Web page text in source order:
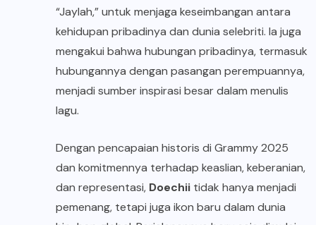
“Jaylah,” untuk menjaga keseimbangan antara
kehidupan pribadinya dan dunia selebriti. Ia juga
mengakui bahwa hubungan pribadinya, termasuk
hubungannya dengan pasangan perempuannya,
menjadi sumber inspirasi besar dalam menulis
lagu.
Dengan pencapaian historis di Grammy 2025
dan komitmennya terhadap keaslian, keberanian,
dan representasi, Doechii tidak hanya menjadi
pemenang, tetapi juga ikon baru dalam dunia